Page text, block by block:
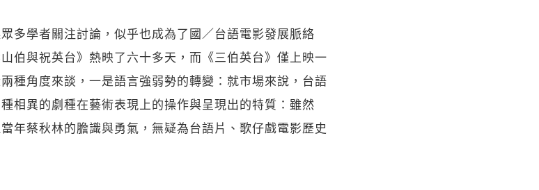
多學者關注討論，似乎也成為了國／台語電影發展脈絡
伯與祝英台》熱映了六十多天，而《三伯英台》僅上映一
種角度來談，一是語言強弱勢的轉變：就市場來說，台語
相異的劇種在藝術表現上的操作與呈現出的特質：雖然
年蔡秋林的膽識與勇氣，無疑為台語片、歌仔戲電影歷史